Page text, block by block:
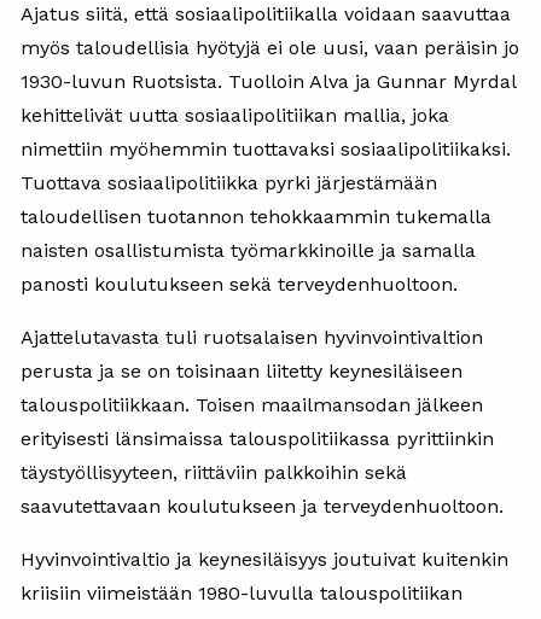
Ajatus siitä, että sosiaalipolitiikalla voidaan saavuttaa
myös taloudellisia hyötyjä ei ole uusi, vaan peräisin jo
1930-luvun Ruotsista. Tuolloin Alva ja Gunnar Myrdal
kehittelivät uutta sosiaalipolitiikan mallia, joka
nimettiin myöhemmin tuottavaksi sosiaalipolitiikaksi.
Tuottava sosiaalipolitiikka pyrki järjestämään
taloudellisen tuotannon tehokkaammin tukemalla
naisten osallistumista työmarkkinoille ja samalla
panosti koulutukseen sekä terveydenhuoltoon.
Ajattelutavasta tuli ruotsalaisen hyvinvointivaltion
perusta ja se on toisinaan liitetty keynesiläiseen
talouspolitiikkaan. Toisen maailmansodan jälkeen
erityisesti länsimaissa talouspolitiikassa pyrittiinkin
täystyöllisyyteen, riittäviin palkkoihin sekä
saavutettavaan koulutukseen ja terveydenhuoltoon.
Hyvinvointivaltio ja keynesiläisyys joutuivat kuitenkin
kriisiin viimeistään 1980-luvulla talouspolitiikan